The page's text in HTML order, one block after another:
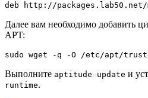
deb http://packages.lab50.net/
Далее вам необходимо добавить
APT:
sudo wget -q -O /etc/apt/
Выполните aptitude update и
runtime.